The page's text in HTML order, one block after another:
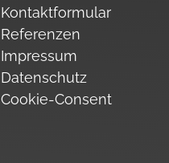
Kontaktformular
Referenzen
Impressum
Datenschutz
Cookie-Consent